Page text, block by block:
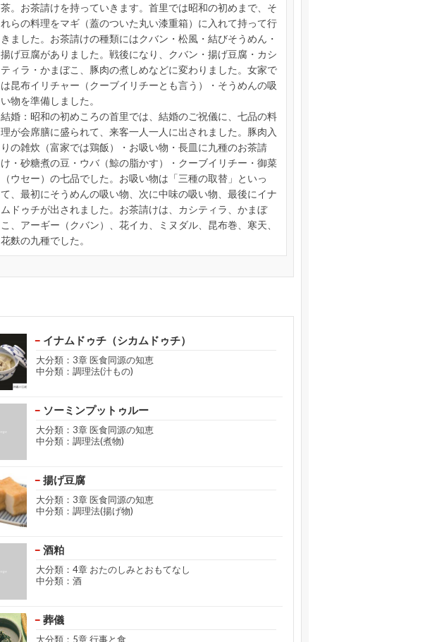
茶。お茶請けを持っていきます。首里では昭和の初めまで、そ
れらの料理をマギ（蓋のついた丸い漆重箱）に入れて持って行
きました。お茶請けの種類にはクバン・松風・結びそうめん・
揚げ豆腐がありました。戦後になり、クバン・揚げ豆腐・カシ
ティラ・かまぼこ、豚肉の煮しめなどに変わりました。女家で
は昆布イリチャー（クーブイリチーとも言う）・そうめんの吸
い物を準備しました。
結婚：昭和の初めころの首里では、結婚のご祝儀に、七品の料
理が会席膳に盛られて、来客一人一人に出されました。豚肉入
りの雑炊（富家では鶏飯）・お吸い物・長皿に九種のお茶請
け・砂糖煮の豆・ウバ（鯨の脂かす）・クーブイリチー・御菜
（ウセー）の七品でした。お吸い物は「三種の取替」といっ
て、最初にそうめんの吸い物、次に中味の吸い物、最後にイナ
ムドゥチが出されました。お茶請けは、カシティラ、かまぼ
こ、アーギー（クバン）、花イカ、ミヌダル、昆布巻、寒天、
花麩の九種でした。
イナムドゥチ（シカムドゥチ）
大分類：3章 医食同源の知恵
中分類：調理法(汁もの)
ソーミンプットゥルー
大分類：3章 医食同源の知恵
中分類：調理法(煮物)
揚げ豆腐
大分類：3章 医食同源の知恵
中分類：調理法(揚げ物)
酒粕
大分類：4章 おたのしみとおもてなし
中分類：酒
葬儀
大分類：5章 行事と食